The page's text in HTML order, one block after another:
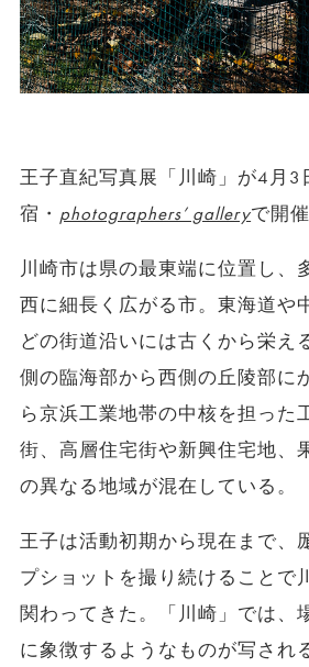
王子直紀写真展「川崎」が4月3
宿・ photographers’ galleryで開催
川崎市は県の最東端に位置し、
西に細長く広がる市。東海道や
どの街道沿いには古くから栄え
側の臨海部から西側の丘陵部に
ら京浜工業地帯の中核を担った
街、高層住宅街や新興住宅地、
の異なる地域が混在している。
王子は活動初期から現在まで、
プショットを撮り続けることで
関わってきた。「川崎」では、
に象徴するようなものが写され